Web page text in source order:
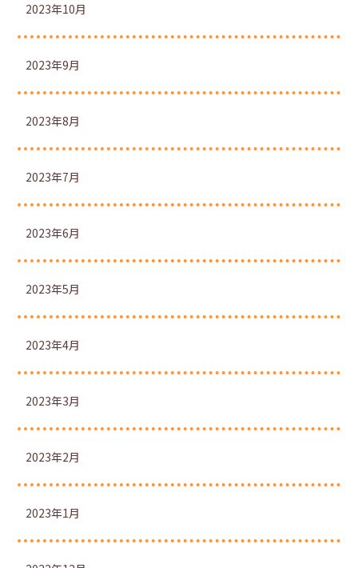
2023年10月
2023年9月
2023年8月
2023年7月
2023年6月
2023年5月
2023年4月
2023年3月
2023年2月
2023年1月